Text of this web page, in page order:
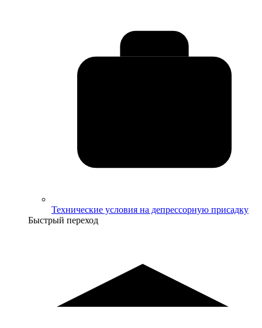
Технические условия на депрессорную присадку
Быстрый переход